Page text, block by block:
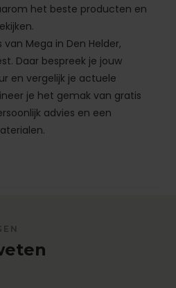
het beste producten en
Mega in Den Helder,
Daar bespreek je jouw
en vergelijk je actuele
je het gemak van gratis
advies en een